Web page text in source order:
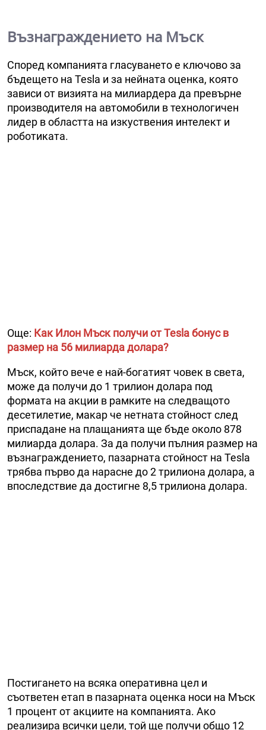
Възнаграждението на Мъск
Според компанията гласуването е ключово за
бъдещето на Tesla и за нейната оценка, която
зависи от визията на милиардера да превърне
производителя на автомобили в технологичен
лидер в областта на изкуствения интелект и
роботиката.
Още: Как Илон Мъск получи от Tesla бонус в
размер на 56 милиарда долара?
Мъск, който вече е най-богатият човек в света,
може да получи до 1 трилион долара под
формата на акции в рамките на следващото
десетилетие, макар че нетната стойност след
приспадане на плащанията ще бъде около 878
милиарда долара. За да получи пълния размер на
възнаграждението, пазарната стойност на Tesla
трябва първо да нарасне до 2 трилиона долара, а
впоследствие да достигне 8,5 трилиона долара.
Постигането на всяка оперативна цел и
съответен етап в пазарната оценка носи на Мъск
1 процент от акциите на компанията. Ако
реализира всички цели, той ще получи общо 12